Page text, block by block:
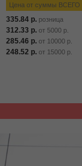
Цена от суммы ВСЕГО
335.84 р. розница
312.33 р. от 5000 р.
285.46 р. от 10000 р.
248.52 р. от 15000 р.